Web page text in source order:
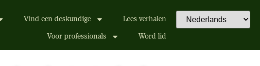
Vind een deskundige Lees verhalen
Voor professionals Word lid